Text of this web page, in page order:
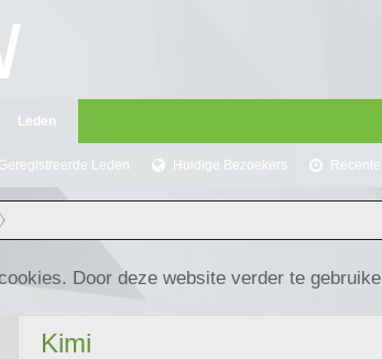
Leden
Geregistreerde Leden Huidige Bezoekers
Door deze website verder te
Kimi